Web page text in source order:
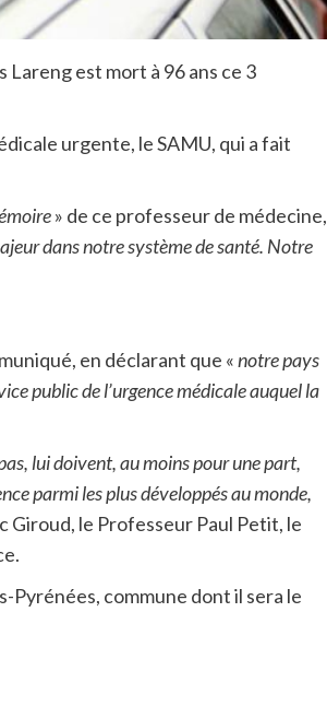
Lareng est mort à 96 ans ce 3
urgente, le SAMU, qui a fait
» de ce professeur de médecine,
dans notre système de santé. Notre
en déclarant que «notre pays
public de l’urgence médicale auquel la
lui doivent, au moins pour une part,
parmi les plus développés au monde,
Giroud, le Professeur Paul Petit, le
Pyrénées, commune dont il sera le